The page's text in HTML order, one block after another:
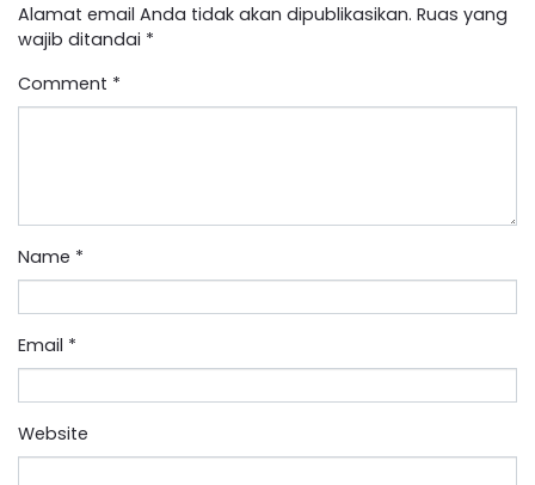
Alamat email Anda tidak akan dipublikasikan. Ruas yang
wajib ditandai *
Comment *
Name *
Email *
Website